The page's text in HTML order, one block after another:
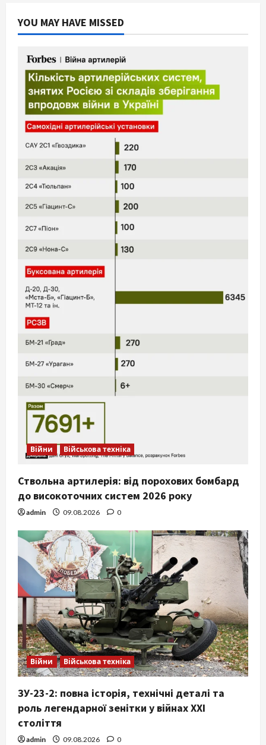
YOU MAY HAVE MISSED
Війни Військова техніка
Ствольна артилерія: від порохових бомбард
до високоточних систем 2026 року
admin 09.08.2026 0
Війни Військова техніка
ЗУ-23-2: повна історія, технічні деталі та
роль легендарної зенітки у війнах XXI
століття
admin 09.08.2026 0